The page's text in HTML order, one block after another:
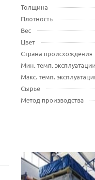
Толщина
Плотность
Вес
Цвет
Страна происхождения
Мин. темп. эксплуатации
Макс. темп.
Сырье
Метод производства